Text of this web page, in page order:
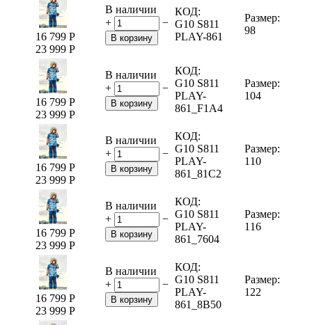
16 799 Р
23 999 Р
В наличии
+
−
В корзину
КОД:
G10 S811
PLAY-861
Размер:
98
16 799 Р
23 999 Р
В наличии
+
−
В корзину
КОД:
G10 S811
PLAY-
861_F1A4
Размер:
104
16 799 Р
23 999 Р
В наличии
+
−
В корзину
КОД:
G10 S811
PLAY-
861_81C2
Размер:
110
16 799 Р
23 999 Р
В наличии
+
−
В корзину
КОД:
G10 S811
PLAY-
861_7604
Размер:
116
16 799 Р
23 999 Р
В наличии
+
−
В корзину
КОД:
G10 S811
PLAY-
861_8B50
Размер:
122